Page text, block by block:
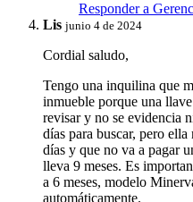
Responder a
Lis junio 4 de 2024
Cordial saludo,
Tengo una inquilina que
inmueble porque una
revisar y no se evidencia
días para buscar, pero
días y que no va a pagar
lleva 9 meses. Es
a 6 meses, modelo
automáticamente.